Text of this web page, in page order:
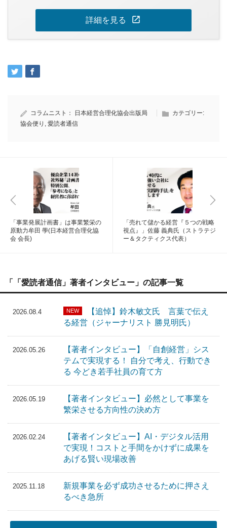
詳細を見る open_in_new
コラムニスト： 日本経営合理化協会出版局
カテゴリー:
協会便り
愛読者通信
「事業発展計画書」は事業繁栄の
原動力牟田 學(日本経営合理化協
会 会長)
「売れて儲かる経営『５つの戦略
視点』」佐藤 義典氏（ストラテジ
ー＆タクティクス代表）
「「愛読者通信」著者インタビュー」の記事一覧
2026.08.4 NEW
【追悼】鈴木敏文氏 言葉で伝え
る経営（ジャーナリスト 勝見明氏）
2026.05.26
【著者インタビュー】「自創経営」シス
テムで実現する！ 自分で考え、行動でき
る 今どき若手社員の育て方
2026.05.19
【著者インタビュー】必然として事業を
繁栄させる方向性の決め方
2026.02.24
【著者インタビュー】AI・デジタル活用
で実現！コストと手間をかけずに成果を
あげる賢い現場改善
2025.11.18
新規事業を必ず成功させるために押さえ
るべき急所